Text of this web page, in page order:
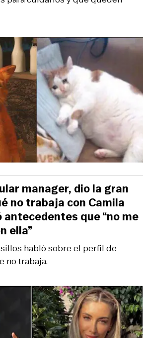
habló sobre el perfil de
no trabaja.
manager, dio la gran
no trabaja con Camila
que “no me
ella”